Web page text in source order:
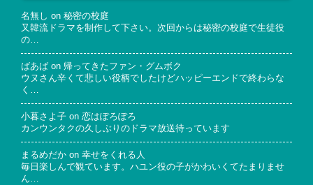
名無し on 秘密の校庭
又韓流ドラマを制作して下さい。次回からは秘密の校庭で生徒役
の…
ばあば on 帰ってきたファン・グムボク
ウヌさん辛くて悲しい役柄でしたけどハッピーエンドで終わらな
く…
小暮さよ子 on 恋はぽろぽろ
カンウンタクの久しぶりのドラマ放送待っています
まるめだか on 幸せをくれる人
毎日楽しんで観ています。ハユン役の子がかわいくてたまりませ
ん…